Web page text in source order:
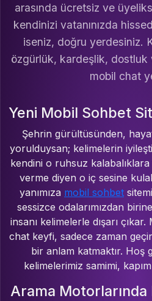
arasında ücretsiz ve
kendinizi vatanınızda
iseniz, doğru yerdesiniz.
özgürlük, kardeşlik, dostluk
mobil chat
Yeni Mobil Sohbet
Şehrin gürültüsünden,
yorulduysan; kelimelerin
kendini o ruhsuz
verme diyen o iç sesine
yanımıza mobil sohbet
sessizce odalarımızdan
insanı kelimelerle dışarı
chat keyfi, sadece zaman
bir anlam katmaktır. Hoş
kelimelerimiz samimi,
Arama